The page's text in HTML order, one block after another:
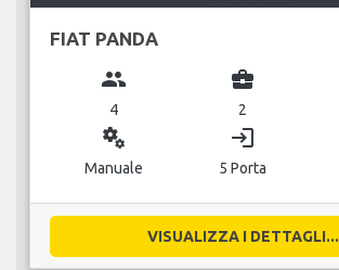
FIAT PANDA
group
4
business_center
2
miscellaneous_services
Manuale
login
5 Porta
VISUALIZZA I DETTAGLI...